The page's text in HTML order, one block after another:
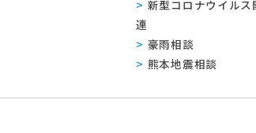
新型コロナウイルス
連
豪雨相談
熊本地震相談